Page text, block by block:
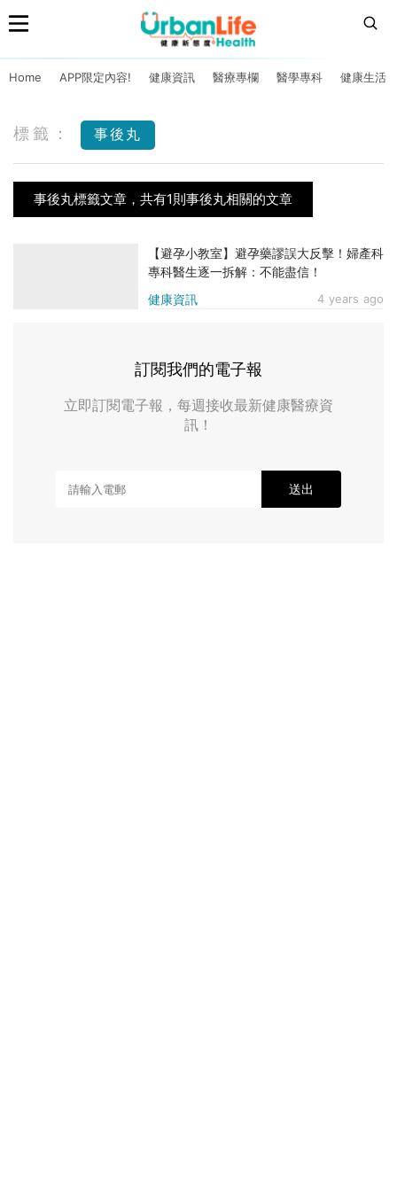
Home APP限定內容! 健康資訊 醫療專欄 醫學專科 健康生活
標籤： 事後丸
事後丸標籤文章，共有1則事後丸相關的文章
健康資訊 4 years ago
【避孕小教室】避孕藥謬誤大反擊！婦產科
專科醫生逐一拆解：不能盡信！
訂閱我們的電子報
立即訂閱電子報，每週接收最新健康醫療資
訊！
送出